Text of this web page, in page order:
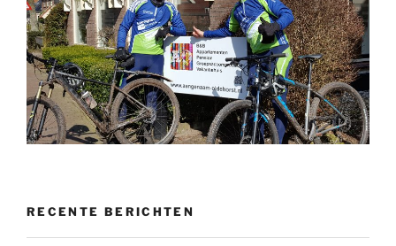
RECENTE BERICHTEN